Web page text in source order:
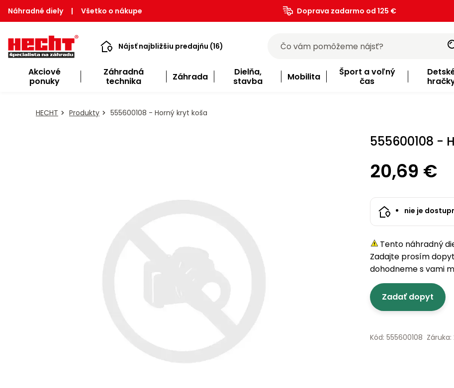
Náhradné diely | Všetko o nákupe Doprava zadarmo od 125 €
Nájsť najbližšiu predajňu (16)
Akciové
ponuky
Záhradná
technika
Záhrada
Dielňa,
stavba
Mobilita
Šport a voľný
čas
HECHT Produkty 555600108 - Horný kryt koša
555600108 -
20,69 €
nie je
Tento náhradný
Zadajte prosím
dohodneme s vami
Zadať dopyt
Kód: 555600108